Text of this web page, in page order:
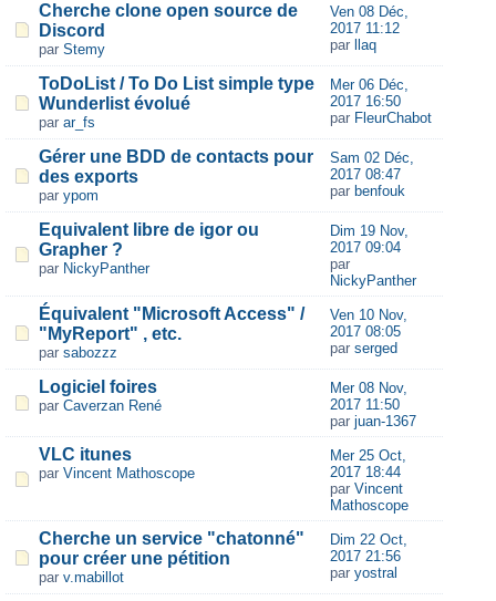
Cherche clone open source de
Discord
par Stemy
Ven 08 Déc,
2017 11:12
par
llaq
ToDoList / To Do List simple type
Wunderlist évolué
par ar_fs
Mer 06 Déc,
2017 16:50
par FleurChabot
Gérer une BDD de contacts pour
des exports
par ypom
Sam 02 Déc,
2017 08:47
par benfouk
Equivalent libre de igor ou
Grapher ?
par NickyPanther
Dim 19 Nov,
2017 09:04
par
NickyPanther
Équivalent "Microsoft Access" /
"MyReport" , etc.
par sabozzz
Ven 10 Nov,
2017 08:05
par serged
Logiciel foires
par Caverzan René
Mer 08 Nov,
2017 11:50
par juan-1367
VLC itunes
par Vincent Mathoscope
Mer 25 Oct,
2017 18:44
par Vincent
Mathoscope
Cherche un service "chatonné"
pour créer une pétition
par v.mabillot
Dim 22 Oct,
2017 21:56
par yostral